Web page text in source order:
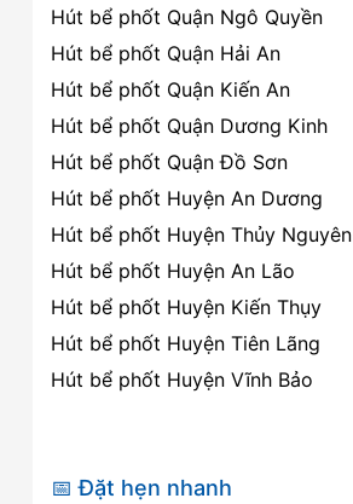
Hút bể phốt Quận Ngô Quyền
Hút bể phốt Quận Hải An
Hút bể phốt Quận Kiến An
Hút bể phốt Quận Dương Kinh
Hút bể phốt Quận Đồ Sơn
Hút bể phốt Huyện An Dương
Hút bể phốt Huyện Thủy Nguyên
Hút bể phốt Huyện An Lão
Hút bể phốt Huyện Kiến Thụy
Hút bể phốt Huyện Tiên Lãng
Hút bể phốt Huyện Vĩnh Bảo
📅 Đặt hẹn nhanh